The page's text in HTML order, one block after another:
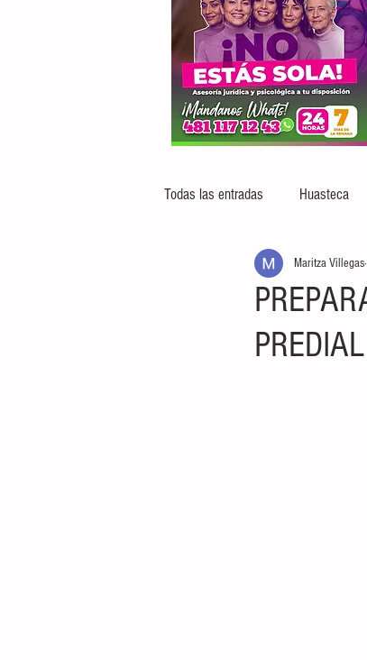
Todas las entradas Huasteca
Maritza Villegas